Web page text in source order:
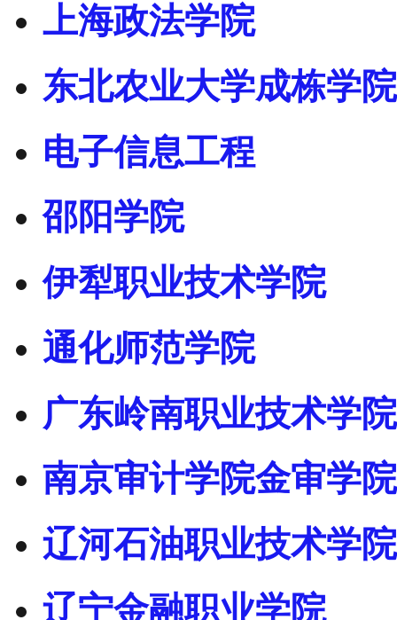
上海政法学院
东北农业大学成栋学院
电子信息工程
邵阳学院
伊犁职业技术学院
通化师范学院
广东岭南职业技术学院
南京审计学院金审学院
辽河石油职业技术学院
辽宁金融职业学院